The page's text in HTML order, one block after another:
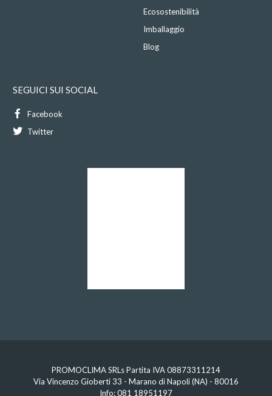
Ecosostenibilità
Imballaggio
Blog
SEGUICI SUI SOCIAL
Facebook
Twitter
PROMOCLIMA SRLs Partita IVA 08873311214
Via Vincenzo Gioberti 33 - Marano di Napoli (NA) - 80016
Info:081 18951197